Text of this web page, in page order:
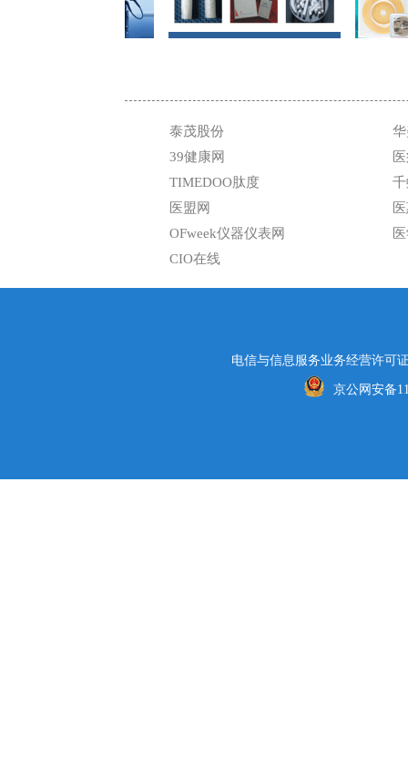
泰茂股份
39健康网
TIMEDOO肽度
医盟网
OFweek仪器仪表网
CIO在线
电信与信息服务业务经营许可
京公网安备